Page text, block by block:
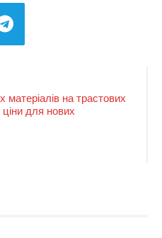
на трастових
ціни для нових